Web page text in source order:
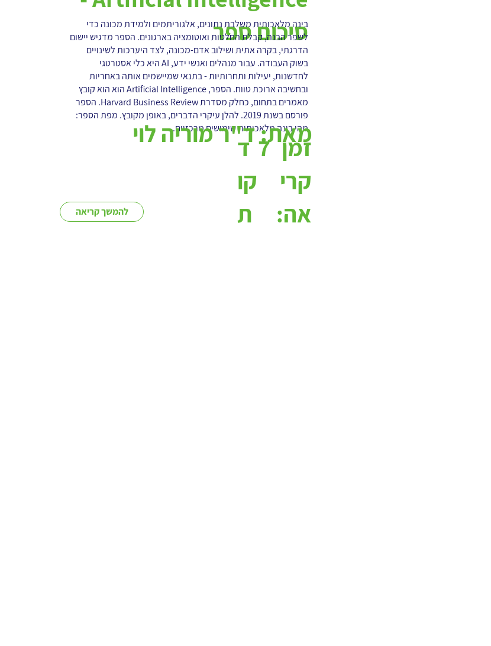
סיכום ספר
בינה מלאכותית משלבת נתונים, אלגוריתמים ולמידת מכונה כדי
לשפר הבנה, קבלת החלטות ואוטומציה בארגונים. הספר מדגיש יישום
הדרגתי, בקרה אתית ושילוב אדם-מכונה, לצד היערכות לשינויים
בשוק העבודה. עבור מנהלים ואנשי ידע, AI היא כלי אסטרטגי
לחדשנות, יעילות ותחרותיות - בתנאי שמיישמים אותה באחריות
ובחשיבה ארוכת טווח. הספר, Artificial Intelligence הוא הוא קובץ
מאמרים בתחום, כחלק מסדרת Harvard Business Review. הספר
פורסם בשנת 2019. להלן עיקרי הדברים, באופן מקובץ. מפת הספר:
מהי בינה מלאכותית שימושים מרכזיים...
ד"ר מוריה לוימאת:
להמשך קריאה
ד
קו
ת
זמן
קרי
אה:
7